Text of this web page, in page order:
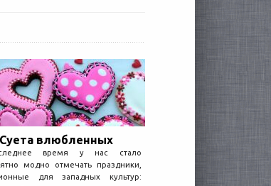
Суета влюбленных
время у нас стало
модно отмечать праздники,
для западных культур: